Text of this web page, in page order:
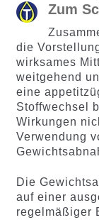
Zum
die
wirksames
weitgehend
eine
Stoffwechsel
Wirkungen
Verwendung
Die
auf einer
regelmäßiger